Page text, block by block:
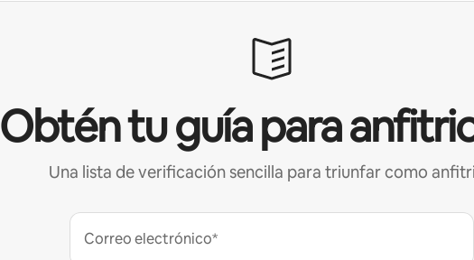
Obtén tu guía para
Una lista de verificación sencilla para triunfar como
Correo electrónico*